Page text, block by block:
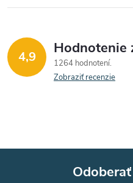
4,9 Hodnotenie
1264 hodnotení
Zobraziť recenzie